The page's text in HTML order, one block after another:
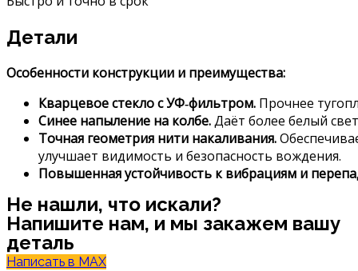
Детали
Особенности конструкции и преимущества:
КварцевоестеклосУФ‑фильтром. Прочнее
Синее напыление на колбе.Даёт более белый свет
Точная геометрия нити накаливания.
улучшает видимость и безопасность вождения.
Повышеннаяустойчивость квибрациям и
Не нашли, что искали?
Напишите нам, и мы закажем вашу
деталь
Написать в MAX